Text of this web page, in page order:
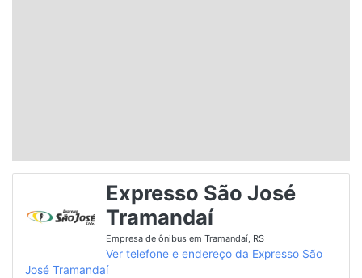
Expresso São José
Tramandaí
Empresa de ônibus em Tramandaí, RS
Ver telefone e endereço da Expresso São
José Tramandaí